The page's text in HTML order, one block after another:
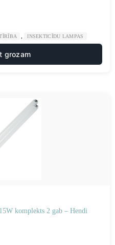
INSEKTICĪDU LAMPAS
grozam
komplekts 2 gab – Hendi